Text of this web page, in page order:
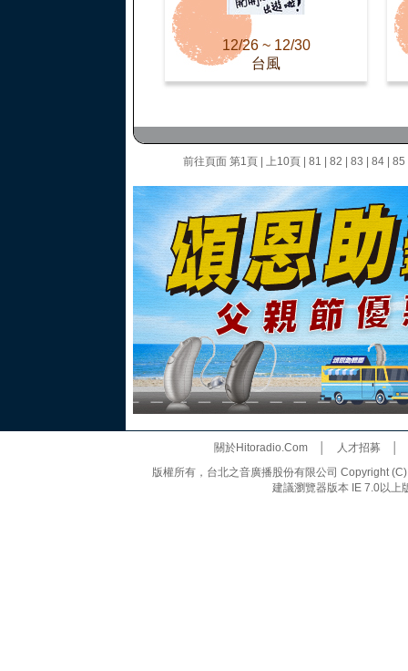
12/26 ~ 12/30
台風
前往頁面 第1頁 上10頁 81 82 83 84 85
關於Hitoradio.Com│ 人才招募
版權所有，台北之音廣播股份有限公司 Copyright
建議瀏覽器版本 IE 7.0以上